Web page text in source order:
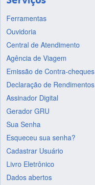
Ferramentas
Ouvidoria
Central de Atendimento
Agência de Viagem
Emissão de Contra-cheques
Declaração de Rendimentos
Assinador Digital
Gerador GRU
Sua Senha
Esqueceu sua senha?
Cadastrar Usuário
Livro Eletrônico
Dados abertos